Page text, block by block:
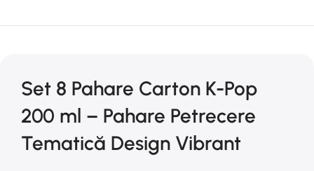
Set 8 Pahare Carton K-Pop
200 ml – Pahare Petrecere
Tematică Design Vibrant